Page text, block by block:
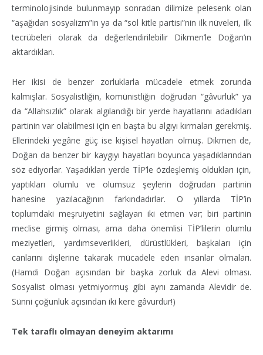
terminolojisinde bulunmayıp sonradan dilimize pelesenk olan
“aşağıdan sosyalizm”in ya da “sol kitle partisi”nin ilk nüveleri, ilk
tecrübeleri olarak da değerlendirilebilir Dikmen’le Doğan’ın
aktardıkları.
Her ikisi de benzer zorluklarla mücadele etmek zorunda
kalmışlar. Sosyalistliğin, komünistliğin doğrudan “gâvurluk” ya
da “Allahsızlık” olarak algılandığı bir yerde hayatlarını adadıkları
partinin var olabilmesi için en başta bu algıyı kırmaları gerekmiş.
Ellerindeki yegâne güç ise kişisel hayatları olmuş. Dikmen de,
Doğan da benzer bir kaygıyı hayatları boyunca yaşadıklarından
söz ediyorlar. Yaşadıkları yerde TİP’le özdeşlemiş oldukları için,
yaptıkları olumlu ve olumsuz şeylerin doğrudan partinin
hanesine yazılacağının farkındadırlar. O yıllarda TİP’in
toplumdaki meşruiyetini sağlayan iki etmen var; biri partinin
meclise girmiş olması, ama daha önemlisi TİP’lilerin olumlu
meziyetleri, yardımseverlikleri, dürüstlükleri, başkaları için
canlarını dişlerine takarak mücadele eden insanlar olmaları.
(Hamdi Doğan açısından bir başka zorluk da Alevi olması.
Sosyalist olması yetmiyormuş gibi aynı zamanda Alevidir de.
Sünni çoğunluk açısından iki kere gâvurdur!)
Tek taraflı olmayan deneyim aktarımı